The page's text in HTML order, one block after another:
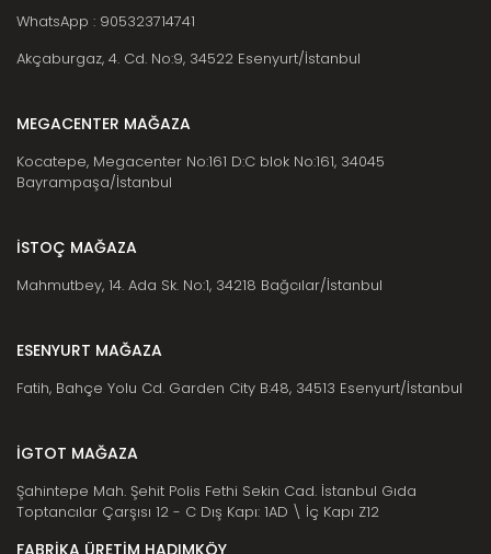
WhatsApp : 905323714741
Akçaburgaz, 4. Cd. No:9, 34522 Esenyurt/İstanbul
MEGACENTER MAĞAZA
Kocatepe, Megacenter No:161 D:C blok No:161, 34045
Bayrampaşa/İstanbul
İSTOÇ MAĞAZA
Mahmutbey, 14. Ada Sk. No:1, 34218 Bağcılar/İstanbul
ESENYURT MAĞAZA
Fatih, Bahçe Yolu Cd. Garden City B:48, 34513 Esenyurt/İstanbul
İGTOT MAĞAZA
Şahintepe Mah. Şehit Polis Fethi Sekin Cad. İstanbul Gıda
Toptancılar Çarşısı 12 - C Dış Kapı: 1AD \ İç Kapı Z12
FABRİKA ÜRETİM HADIMKÖY